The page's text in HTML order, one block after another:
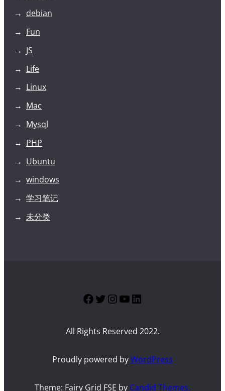
debian
Fun
JS
Life
Linux
Mac
Mysql
PHP
Ubuntu
windows
学习笔记
未分类
Facebook
Twitter
Instagram
YouTube
LinkedIn
All Rights Reserved 2022.
Proudly powered byWordPress
Theme: Fairy Grid FSE by Candid Themes.